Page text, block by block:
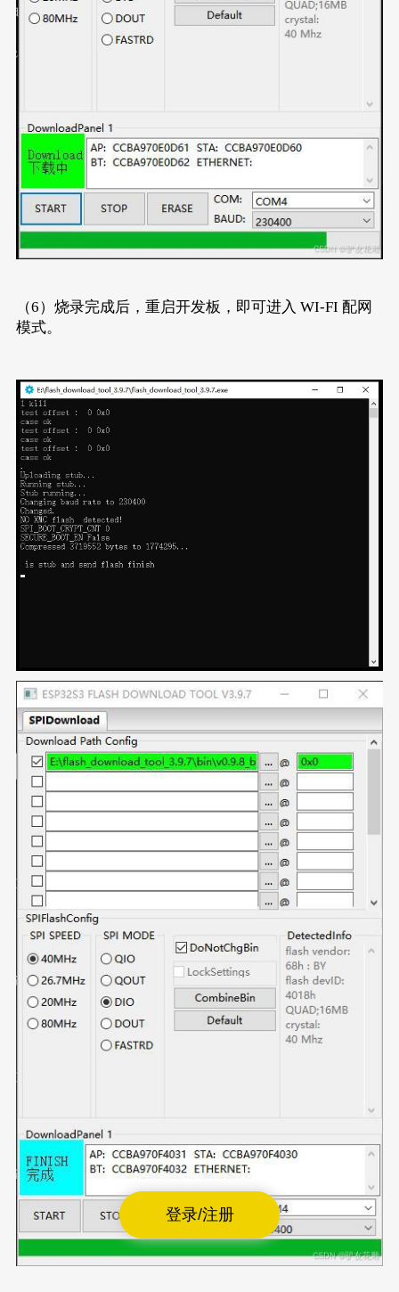
登录/注册
（6）烧录完成后，重启开发板，即可进入 WI-FI 配网
模式。